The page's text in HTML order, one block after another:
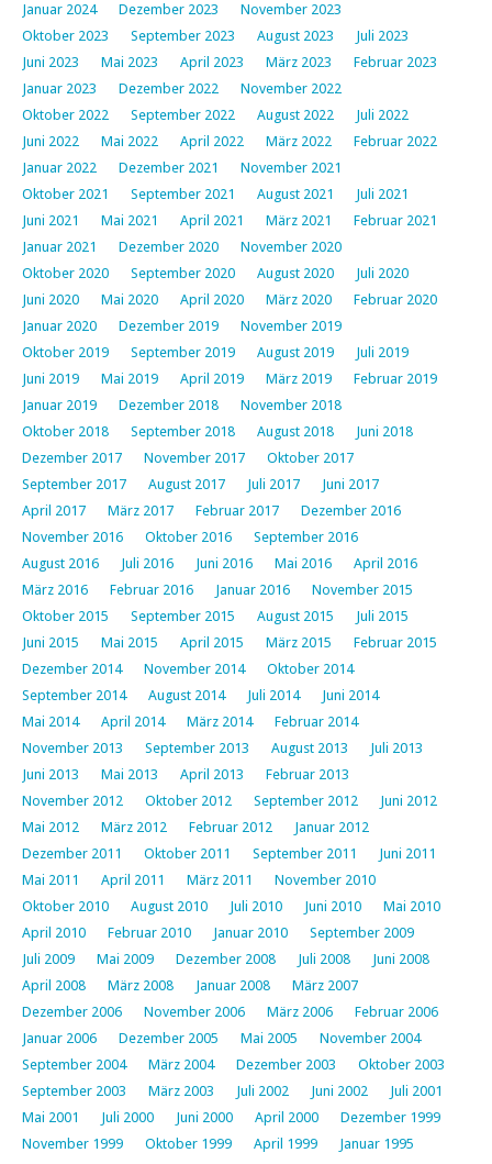
Januar 2024
Dezember 2023
November 2023
Oktober 2023
September 2023 August 2023
Juli 2023
Juni 2023
Mai 2023 April 2023 März 2023
Februar 2023
Januar 2023
Dezember 2022
November 2022
Oktober 2022
September 2022 August 2022
Juli 2022
Juni 2022
Mai 2022 April 2022 März 2022
Februar 2022
Januar 2022
Dezember 2021
November 2021
Oktober 2021
September 2021 August 2021
Juli 2021
Juni 2021
Mai 2021 April 2021 März 2021
Februar 2021
Januar 2021
Dezember 2020
November 2020
Oktober 2020
September 2020 August 2020
Juli 2020
Juni 2020
Mai 2020 April 2020 März 2020
Februar 2020
Januar 2020
Dezember 2019
November 2019
Oktober 2019
September 2019 August 2019
Juli 2019
Juni 2019
Mai 2019 April 2019 März 2019
Februar 2019
Januar 2019
Dezember 2018
November 2018
Oktober 2018
September 2018 August 2018
Juni 2018
Dezember 2017
November 2017
Oktober 2017
September 2017
August 2017 Juli 2017
Juni 2017
April 2017
März 2017 Februar 2017
Dezember 2016
November 2016
Oktober 2016
September 2016
August 2016
Juli 2016 Juni 2016 Mai 2016
April 2016
März 2016
Februar 2016 Januar 2016
November 2015
Oktober 2015
September 2015 August 2015
Juli 2015
Juni 2015
Mai 2015 April 2015 März 2015
Februar 2015
Dezember 2014
November 2014
Oktober 2014
September 2014
August 2014 Juli 2014
Juni 2014
Mai 2014
April 2014 März 2014
Februar 2014
November 2013
September 2013 August 2013
Juli 2013
Juni 2013
Mai 2013 April 2013
Februar 2013
November 2012
Oktober 2012 September 2012
Juni 2012
Mai 2012
März 2012 Februar 2012
Januar 2012
Dezember 2011
Oktober 2011 September 2011
Juni 2011
Mai 2011
April 2011 März 2011
November 2010
Oktober 2010
August 2010 Juli 2010 Juni 2010
Mai 2010
April 2010
Februar 2010 Januar 2010
September 2009
Juli 2009
Mai 2009 Dezember 2008 Juli 2008
Juni 2008
April 2008
März 2008 Januar 2008
März 2007
Dezember 2006
November 2006 März 2006
Februar 2006
Januar 2006
Dezember 2005 Mai 2005
November 2004
September 2004
März 2004 Dezember 2003
Oktober 2003
September 2003
März 2003 Juli 2002 Juni 2002
Juli 2001
Mai 2001
Juli 2000 Juni 2000 April 2000
Dezember 1999
November 1999
Oktober 1999 April 1999
Januar 1995